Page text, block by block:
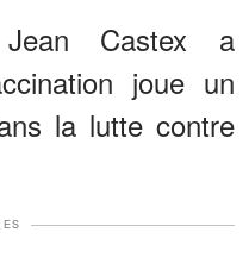
Castex a
joue un
la lutte contre